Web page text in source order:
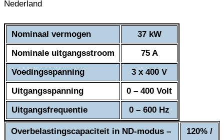
Nominaal vermogen
37 kW
Nominale uitgangsstroom
75 A
Voedingsspanning
3 x 400 V
Uitgangsspanning
0 – 400 Volt
Uitgangsfrequentie
0 – 600 Hz
Overbelastingscapaciteit in ND-modus –
120% /